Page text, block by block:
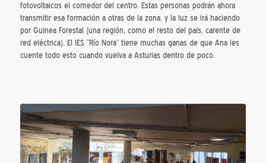
fotovoltaicos el comedor del centro. Estas personas podrán ahora
transmitir esa formación a otras de la zona, y la luz se irá haciendo
por Guinea Forestal (una región, como el resto del país, carente de
red eléctrica). El IES “Río Nora” tiene muchas ganas de que Ana les
cuente todo esto cuando vuelva a Asturias dentro de poco.